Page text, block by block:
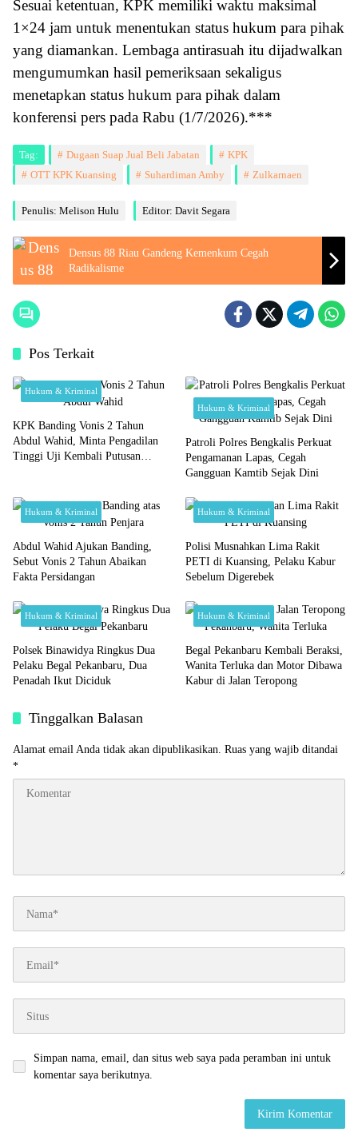
Sesuai ketentuan, KPK memiliki waktu maksimal
1×24 jam untuk menentukan status hukum para pihak
yang diamankan. Lembaga antirasuah itu dijadwalkan
mengumumkan hasil pemeriksaan sekaligus
menetapkan status hukum para pihak dalam
konferensi pers pada Rabu (1/7/2026).***
Tag: Dugaan Suap Jual Beli Jabatan
KPK
OTT KPK Kuansing
Suhardiman Amby Zulkarnaen
Penulis: Melison Hulu Editor: Davit Segara
Densus 88 Riau Gandeng Kemenkum Cegah
Radikalisme
Pos Terkait
Hukum & Kriminal
KPK Banding Vonis 2 Tahun
Abdul Wahid, Minta Pengadilan
Tinggi Uji Kembali Putusan
Hukum & Kriminal
Patroli Polres Bengkalis Perkuat
Pengamanan Lapas, Cegah
Gangguan Kamtib Sejak Dini
Hukum & Kriminal
Abdul Wahid Ajukan Banding,
Sebut Vonis 2 Tahun Abaikan
Fakta Persidangan
Hukum & Kriminal
Polisi Musnahkan Lima Rakit
PETI di Kuansing, Pelaku Kabur
Sebelum Digerebek
Hukum & Kriminal
Polsek Binawidya Ringkus Dua
Pelaku Begal Pekanbaru, Dua
Penadah Ikut Diciduk
Hukum & Kriminal
Begal Pekanbaru Kembali Beraksi,
Wanita Terluka dan Motor Dibawa
Kabur di Jalan Teropong
Tinggalkan Balasan
Alamat email Anda tidak akan dipublikasikan. Ruas yang wajib ditandai
*
Simpan nama, email, dan situs web saya pada peramban ini untuk
komentar saya berikutnya.